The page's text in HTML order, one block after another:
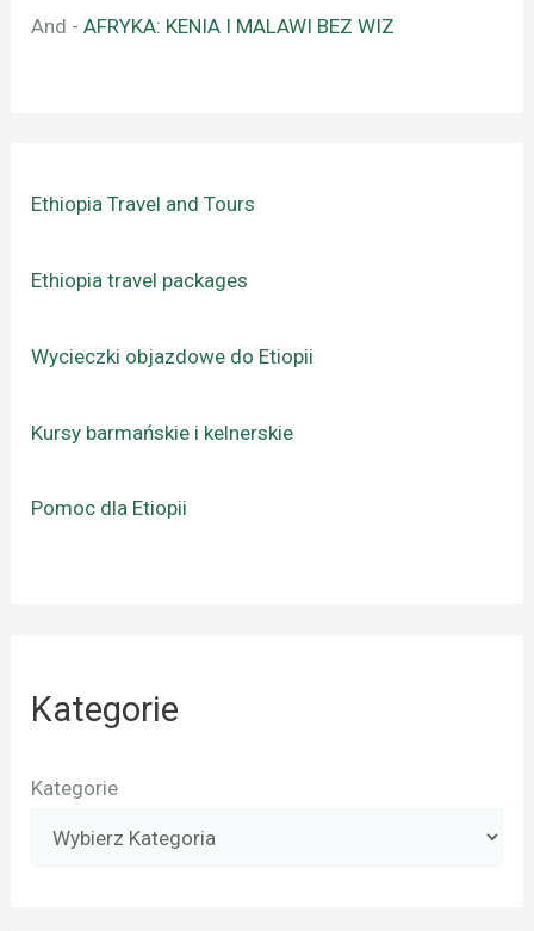
And -AFRYKA: KENIA I MALAWI BEZ WIZ
Ethiopia Travel and Tours
Ethiopia travel packages
Wycieczki objazdowe do Etiopii
Kursy barmańskie i kelnerskie
Pomoc dla Etiopii
Kategorie
Kategorie